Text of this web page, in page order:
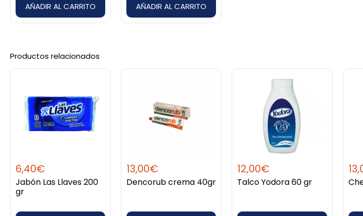
AÑADIR AL CARRITO AÑADIR AL CARRITO
Productos relacionados
6,40€
Jabón Las Llaves 200
gr
13,00€
Dencorub crema 40gr
12,00€
Talco Yodora 60 gr